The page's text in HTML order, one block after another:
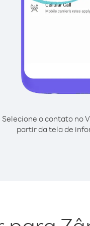
Selecione o contato no
partir da tela de